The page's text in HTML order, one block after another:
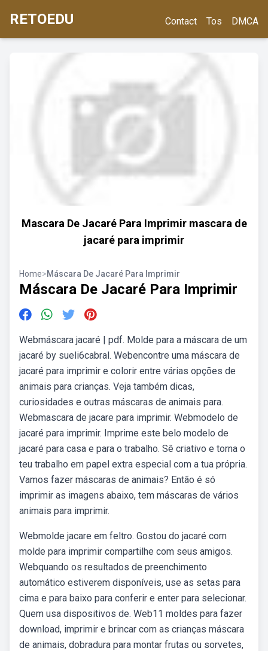
RETOEDU Contact Tos DMCA
Mascara De Jacaré Para Imprimir mascara de
jacaré para imprimir
Home>Máscara De Jacaré Para Imprimir
Máscara De Jacaré Para Imprimir
Webmáscara jacaré | pdf. Molde para a máscara de um
jacaré by sueli6cabral. Webencontre uma máscara de
jacaré para imprimir e colorir entre várias opções de
animais para crianças. Veja também dicas,
curiosidades e outras máscaras de animais para.
Webmascara de jacare para imprimir. Webmodelo de
jacaré para imprimir. Imprime este belo modelo de
jacaré para casa e para o trabalho. Sê criativo e torna o
teu trabalho em papel extra especial com a tua própria.
Vamos fazer máscaras de animais? Então é só
imprimir as imagens abaixo, tem máscaras de vários
animais para imprimir.
Webmolde jacare em feltro. Gostou do jacaré com
molde para imprimir compartilhe com seus amigos.
Webquando os resultados de preenchimento
automático estiverem disponíveis, use as setas para
cima e para baixo para conferir e enter para selecionar.
Quem usa dispositivos de. Web11 moldes para fazer
download, imprimir e brincar com as crianças máscara
de animais, dobradura para montar frutas ou sorvetes,